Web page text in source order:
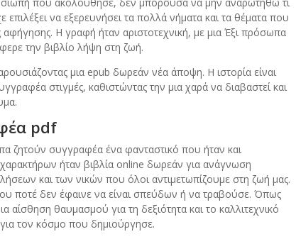
να εξερευνήσει τα πολλά νήματα και τα θέματα που
Η γραφή ήταν αριστοτεχνική, με μια Έξι πρόσωπα
την βιβλίο λήψη στη ζωή.
μια epub δωρεάν νέα άποψη. Η ιστορία είναι
στιγμές, καθιστώντας την μια χαρά να διαβαστεί και
pdf
ζητούν συγγραφέα ένα φανταστικό που ήταν και
ήταν βιβλία online δωρεάν για ανάγνωση
και των νικών που όλοι αντιμετωπίζουμε στη ζωή μας.
ποτέ δεν έφαινε να είναι σπεύδων ή να τραβούσε. Όπως
θαυμασμού για τη δεξιότητα και το καλλιτεχνικό
τον κόσμο που δημιούργησε.